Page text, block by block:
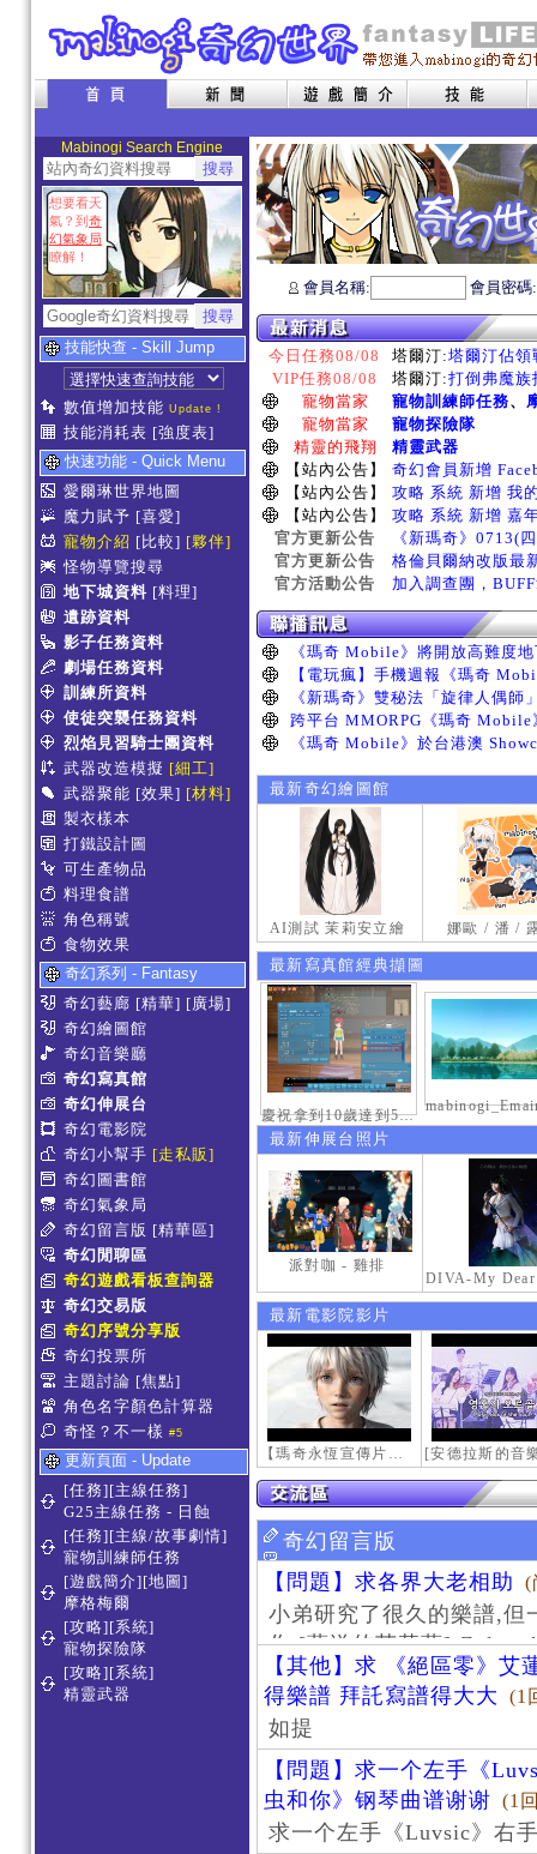
Mabinogi Search Engine
想要看天
氣？到 奇
幻氣象局
瞭解！
技能快查 - Skill Jump
數值增加技能 Update !
技能消耗表 [強度表]
快速功能 - Quick Menu
愛爾琳世界地圖
魔力賦予 [喜愛]
寵物介紹 [比較] [夥伴]
怪物導覽搜尋
地下城資料 [料理]
遺跡資料
影子任務資料
劇場任務資料
訓練所資料
使徒突襲任務資料
烈焰見習騎士團資料
武器改造模擬 [細工]
武器聚能 [效果] [材料]
製衣樣本
打鐵設計圖
可生產物品
料理食譜
角色稱號
食物效果
奇幻系列 - Fantasy
奇幻藝廊 [精華] [廣場]
奇幻繪圖館
奇幻音樂廳
奇幻寫真館
奇幻伸展台
奇幻電影院
奇幻小幫手 [走私販]
奇幻圖書館
奇幻氣象局
奇幻留言版 [精華區]
奇幻閒聊區
奇幻遊戲看板查詢器
奇幻交易版
奇幻序號分享版
奇幻投票所
主題討論 [焦點]
角色名字顏色計算器
奇怪？不一樣 #5
更新頁面 - Update
[任務][主線任務]
G25主線任務 - 日蝕
[任務][主線/故事劇情]
寵物訓練師任務
[遊戲簡介][地圖]
摩格梅爾
[攻略][系統]
寵物探險隊
[攻略][系統]
精靈武器
會員名稱: 會員密
今日任務08/08 塔爾汀:塔爾汀佔領
VIP任務08/08
塔爾汀:打倒弗魔族
寵物當家
寵物訓練師任務、
寵物當家
寵物探險隊
精靈的飛翔
精靈武器
【站內公告】
奇幻會員新增
【站內公告】
攻略 系統 新增 我
【站內公告】
攻略 系統 新增 嘉
官方更新公告
《新瑪奇》0713(
官方更新公告
格倫貝爾納改版最
官方活動公告
加入調查團，
最新奇幻繪圖館
AI測試 茉莉安立繪 娜歐 / 潘 /
最新寫真館經典擷圖
慶祝拿到10歲達到50級稱號紀念照
最新伸展台照片
派對咖 - 雞排
最新電影院影片
【瑪奇永恆宣傳片】最初的感動
奇幻留言版
【問題】求各界大老相助
(
小弟研究了很久的樂譜,但
作 [葬送的芙莉蓮]-
【其他】求 《絕區零》艾
得樂譜 拜託寫譜得大大
(1
如提
【問題】求一个左手《
虫和你》钢琴曲谱谢谢 (1
求一个左手《Luvsic》右